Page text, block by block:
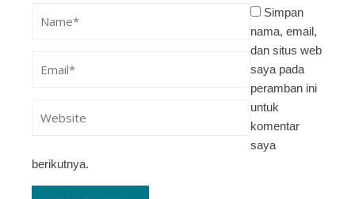
Simpan
nama, email,
dan situs web
saya pada
peramban ini
untuk
komentar
saya
berikutnya.